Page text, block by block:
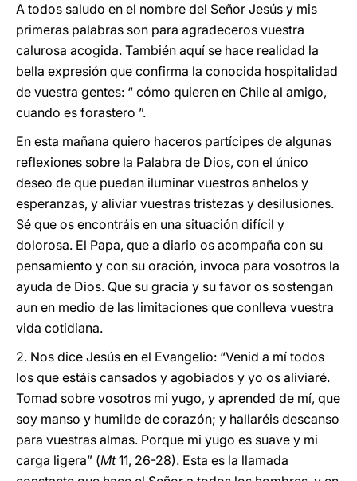
A todos saludo en el nombre del Señor Jesús y mis
primeras palabras son para agradeceros vuestra
calurosa acogida. También aquí se hace realidad la
bella expresión que confirma la conocida hospitalidad
de vuestra gentes: “ cómo quieren en Chile al amigo,
cuando es forastero ”.
En esta mañana quiero haceros partícipes de algunas
reflexiones sobre la Palabra de Dios, con el único
deseo de que puedan iluminar vuestros anhelos y
esperanzas, y aliviar vuestras tristezas y desilusiones.
Sé que os encontráis en una situación difícil y
dolorosa. El Papa, que a diario os acompaña con su
pensamiento y con su oración, invoca para vosotros la
ayuda de Dios. Que su gracia y su favor os sostengan
aun en medio de las limitaciones que conlleva vuestra
vida cotidiana.
2. Nos dice Jesús en el Evangelio: “Venid a mí todos
los que estáis cansados y agobiados y yo os aliviaré.
Tomad sobre vosotros mi yugo, y aprended de mí, que
soy manso y humilde de corazón; y hallaréis descanso
para vuestras almas. Porque mi yugo es suave y mi
carga ligera” (Mt11, 26-28). Esta es la llamada